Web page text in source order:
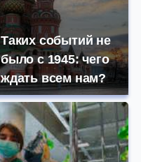
Таких событий не
было с 1945: чего
ждать всем нам?